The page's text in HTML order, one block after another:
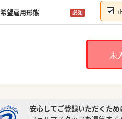
希望雇用形態 必須
未
安心してご登録いただくため